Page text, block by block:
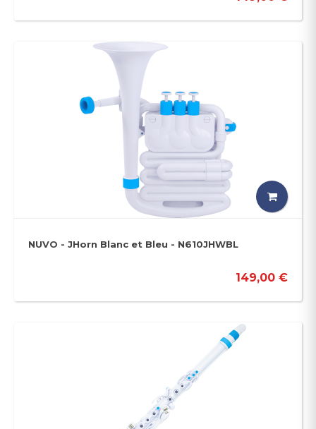
NUVO - JHorn Blanc et Bleu - N610JHWBL
149,00 €